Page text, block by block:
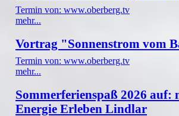
Termin von: www.oberberg.tv
mehr...
Vortrag "Sonnenstrom vom
Termin von: www.oberberg.tv
mehr...
Sommerferienspaß 2026 auf:
Energie Erleben Lindlar